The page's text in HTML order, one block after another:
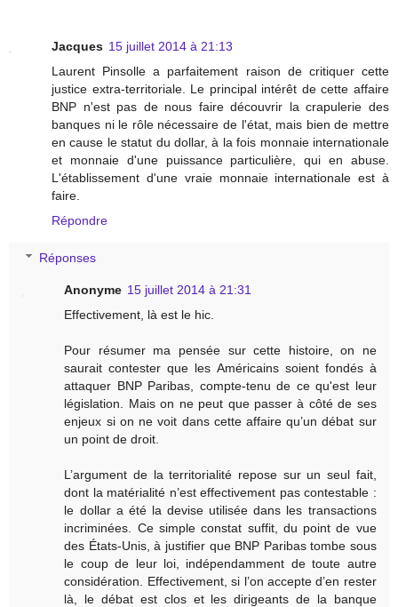
Jacques 15 juillet 2014 à 21:13
Laurent Pinsolle a parfaitement raison de critiquer cette
justice extra-territoriale. Le principal intérêt de cette affaire
BNP n'est pas de nous faire découvrir la crapulerie des
banques ni le rôle nécessaire de l'état, mais bien de mettre
en cause le statut du dollar, à la fois monnaie internationale
et monnaie d'une puissance particulière, qui en abuse.
L'établissement d'une vraie monnaie internationale est à
faire.
Répondre
Réponses
Anonyme 15 juillet 2014 à 21:31
Effectivement, là est le hic.
Pour résumer ma pensée sur cette histoire, on ne
saurait contester que les Américains soient fondés à
attaquer BNP Paribas, compte-tenu de ce qu'est leur
législation. Mais on ne peut que passer à côté de ses
enjeux si on ne voit dans cette affaire qu’un débat sur
un point de droit.
L’argument de la territorialité repose sur un seul fait,
dont la matérialité n’est effectivement pas contestable :
le dollar a été la devise utilisée dans les transactions
incriminées. Ce simple constat suffit, du point de vue
des États-Unis, à justifier que BNP Paribas tombe sous
le coup de leur loi, indépendamment de toute autre
considération. Effectivement, si l’on accepte d’en rester
là, le débat est clos et les dirigeants de la banque